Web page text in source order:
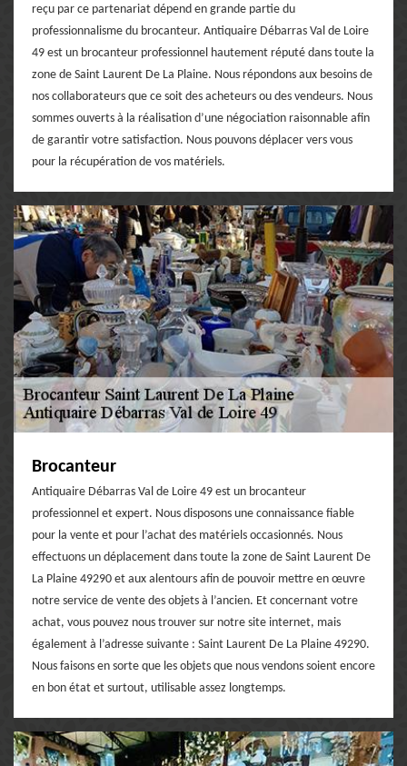
reçu par ce partenariat dépend en grande partie du
professionnalisme du brocanteur. Antiquaire Débarras Val de Loire
49 est un brocanteur professionnel hautement réputé dans toute la
zone de Saint Laurent De La Plaine. Nous répondons aux besoins de
nos collaborateurs que ce soit des acheteurs ou des vendeurs. Nous
sommes ouverts à la réalisation d’une négociation raisonnable afin
de garantir votre satisfaction. Nous pouvons déplacer vers vous
pour la récupération de vos matériels.
Brocanteur
Antiquaire Débarras Val de Loire 49 est un brocanteur
professionnel et expert. Nous disposons une connaissance fiable
pour la vente et pour l’achat des matériels occasionnés. Nous
effectuons un déplacement dans toute la zone de Saint Laurent De
La Plaine 49290 et aux alentours afin de pouvoir mettre en œuvre
notre service de vente des objets à l’ancien. Et concernant votre
achat, vous pouvez nous trouver sur notre site internet, mais
également à l’adresse suivante : Saint Laurent De La Plaine 49290.
Nous faisons en sorte que les objets que nous vendons soient encore
en bon état et surtout, utilisable assez longtemps.